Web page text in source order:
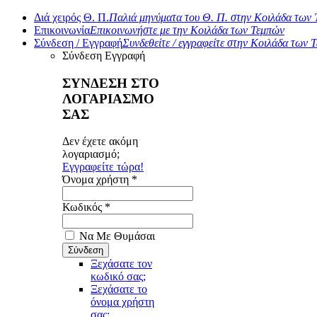
Διά χειρός Θ. Π.Παλιά μηνύματα του Θ. Π. στην Κοιλάδα των
ΕπικοινωνίαΕπικοινωνήστε με την Κοιλάδα των Τεμπών
Σύνδεση / ΕγγραφήΣυνδεθείτε / εγγραφείτε στην Κοιλάδα των
Σύνδεση Εγγραφή
ΣΥΝΔΕΣΗ ΣΤΟ
ΛΟΓΑΡΙΑΣΜΟ
ΣΑΣ
Δεν έχετε ακόμη
λογαριασμό;
Εγγραφείτε τώρα!
Όνομα χρήστη *
Κωδικός *
Να Με Θυμάσαι
Ξεχάσατε τον
κωδικό σας;
Ξεχάσατε το
όνομα χρήστη